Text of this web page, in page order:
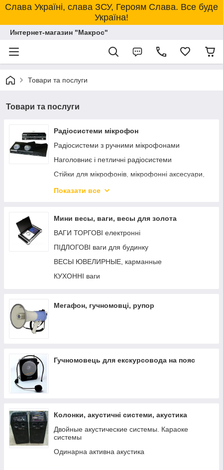
Слава Україні, слава ЗСУ, Героям Слава. Все буде
Україна!
Интернет-магазин "Макрос"
Товари та послуги
Товари та послуги
Радіосистеми мікрофон
Радіосистеми з ручними мікрофонами
Наголовниє і петличні радіосистеми
Стійки для мікрофонів, мікрофонні аксесуари,
мобільних телефонів
Показати все
Мини весы, ваги, весы для золота
ВАГИ ТОРГОВІ електронні
ПІДЛОГОВІ ваги для будинку
ВЕСЫ ЮВЕЛИРНЫЕ, карманные
КУХОННІ ваги
Мегафон, гучномовці, рупор
Гучномовець для екскурсовода на пояс
Колонки, акустичні системи, акустика
Двойные акустические системы. Караоке
системы
Одинарна активна акустика